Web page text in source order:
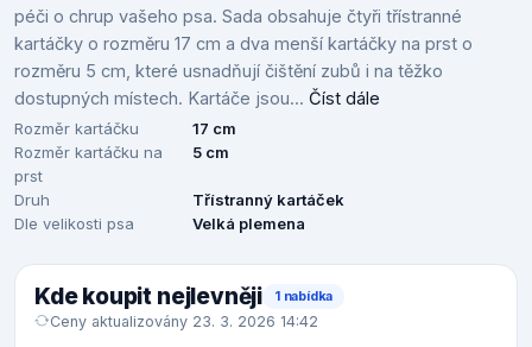
péči o chrup vašeho psa. Sada obsahuje čtyři třístranné
kartáčky o rozměru 17 cm a dva menší kartáčky na prst o
rozměru 5 cm, které usnadňují čištění zubů i na těžko
dostupných místech. Kartáče jsou... Číst dále
Rozměr kartáčku
17 cm
Rozměr kartáčku na
prst
5 cm
Druh
Třístranný kartáček
Dle velikosti psa
Velká plemena
Kde koupit nejlevněji 1 nabídka
Ceny aktualizovány 23. 3. 2026 14:42